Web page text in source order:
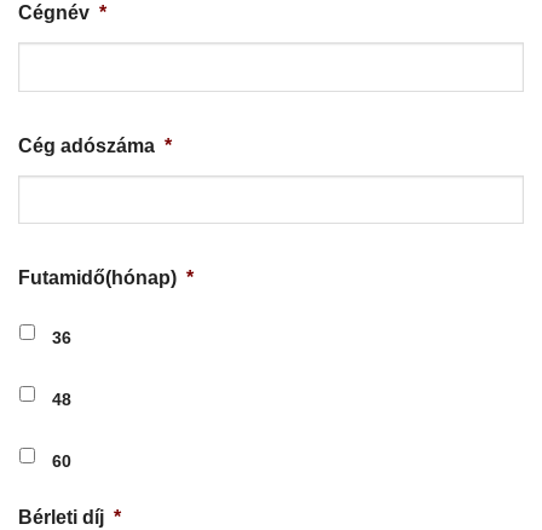
Cégnév *
Cég adószáma *
Futamidő(hónap) *
36
48
60
Bérleti díj *